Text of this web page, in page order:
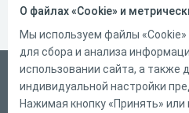
Русский
Справка
О файлах «Cookie» и
Мы используем файлы
для сбора и анализа
использовании сайта, а также
индивидуальной настройки
Нажимая кнопку «Принять»